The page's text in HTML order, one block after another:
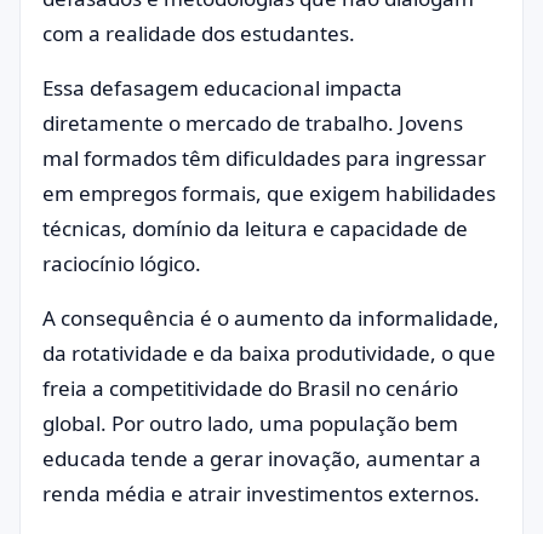
com a realidade dos estudantes.
Essa defasagem educacional impacta
diretamente o mercado de trabalho. Jovens
mal formados têm dificuldades para ingressar
em empregos formais, que exigem habilidades
técnicas, domínio da leitura e capacidade de
raciocínio lógico.
A consequência é o aumento da informalidade,
da rotatividade e da baixa produtividade, o que
freia a competitividade do Brasil no cenário
global. Por outro lado, uma população bem
educada tende a gerar inovação, aumentar a
renda média e atrair investimentos externos.